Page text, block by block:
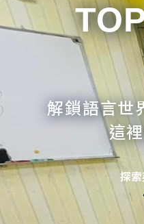
解鎖語言世
這
探